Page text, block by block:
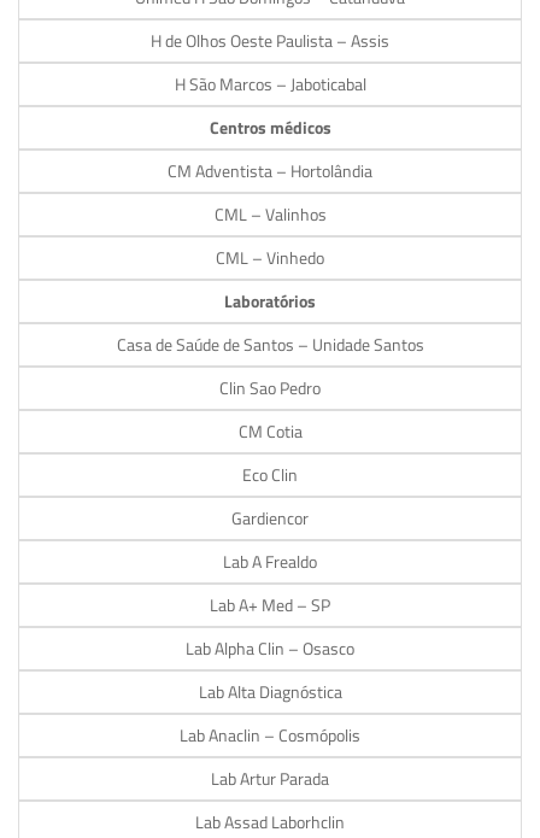
H de Olhos Oeste Paulista – Assis
H São Marcos – Jaboticabal
Centros médicos
CM Adventista – Hortolândia
CML – Valinhos
CML – Vinhedo
Laboratórios
Casa de Saúde de Santos – Unidade Santos
Clin Sao Pedro
CM Cotia
Eco Clin
Gardiencor
Lab A Frealdo
Lab A+ Med – SP
Lab Alpha Clin – Osasco
Lab Alta Diagnóstica
Lab Anaclin – Cosmópolis
Lab Artur Parada
Lab Assad Laborhclin